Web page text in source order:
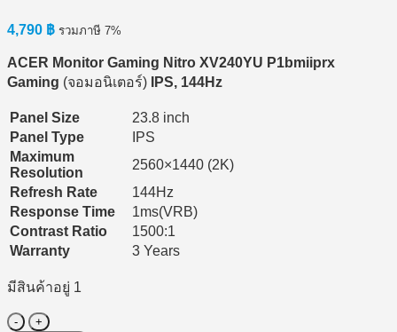
4,790 ฿ รวมภาษี 7%
ACER Monitor Gaming Nitro XV240YU P1bmiiprx
Gaming (จอมอนิเตอร์) IPS, 144Hz
Panel Size
23.8 inch
Panel Type
IPS
Maximum
Resolution
2560×1440 (2K)
Refresh Rate
144Hz
Response Time
1ms(VRB)
Contrast Ratio
1500:1
Warranty
3 Years
มีสินค้าอยู่ 1
จำนวน